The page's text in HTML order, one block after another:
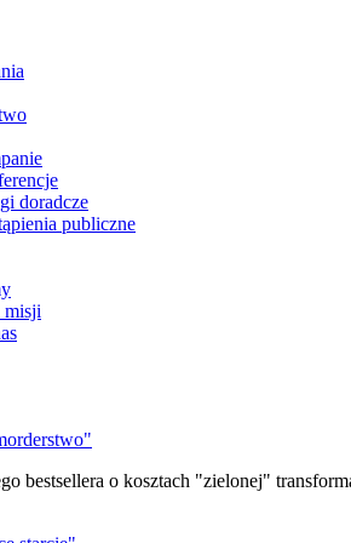
doradcze
publiczne
bestsellera o kosztach "zielonej"